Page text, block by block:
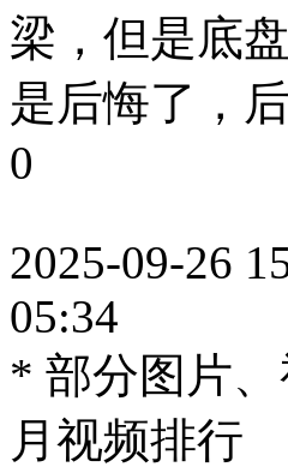
梁，但是底
是后悔了，
0
2025-09-26
05:34
* 部分图片
月视频排行